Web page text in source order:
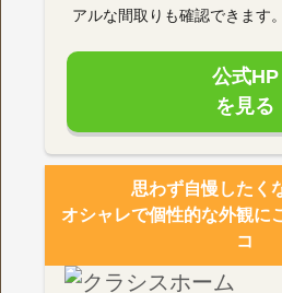
アルな間取りも確認できます。
公式HP
を見る
思わず自慢したく
オシャレで個性的な外観に
コ